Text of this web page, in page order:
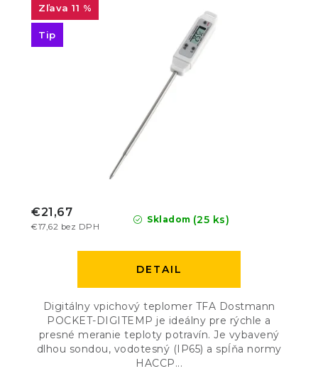
11 %
Tip
Skladom (25 ks)
€17,62 bez DPH
€21,67
DETAIL
Digitálny vpichový teplomer TFA Dostmann
POCKET-DIGITEMP je ideálny pre rýchle a
presné meranie teploty potravín. Je vybavený
dlhou sondou, vodotesný (IP65) a spĺňa normy
HACCP...